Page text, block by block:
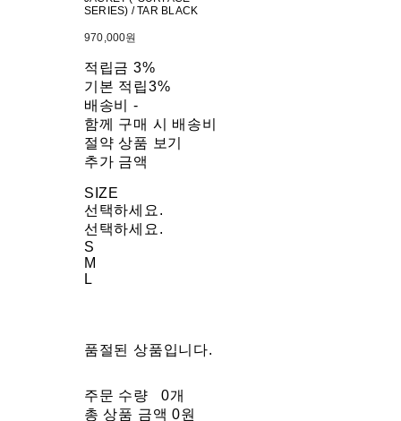
SERIES) / TAR BLACK
970,000원
적립금 3%
기본 적립3%
배송비 -
함께 구매 시 배송비
절약 상품 보기
추가 금액
SIZE
선택하세요.
선택하세요.
S
M
L
품절된 상품입니다.
주문 수량
0개
총 상품 금액 0원